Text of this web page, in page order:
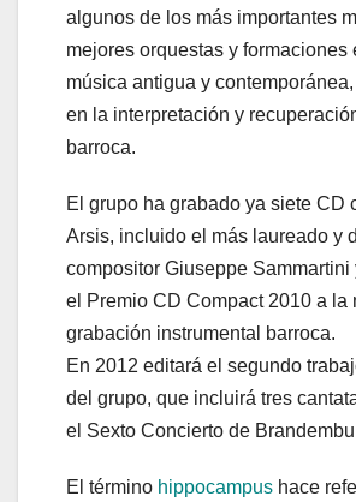
algunos de los más importantes
mejores orquestas y formaciones
música antigua y
en la interpretación y
barroca.
El grupo ha grabado ya siete CD
Arsis, incluido el más laureado y
compositor Giuseppe Sammartini
el Premio CD Compact 2010 a la
grabación instrumental barroca.
En 2012 editará el segundo
del grupo, que incluirá tres
el Sexto Concierto de
El término hippocampus hace